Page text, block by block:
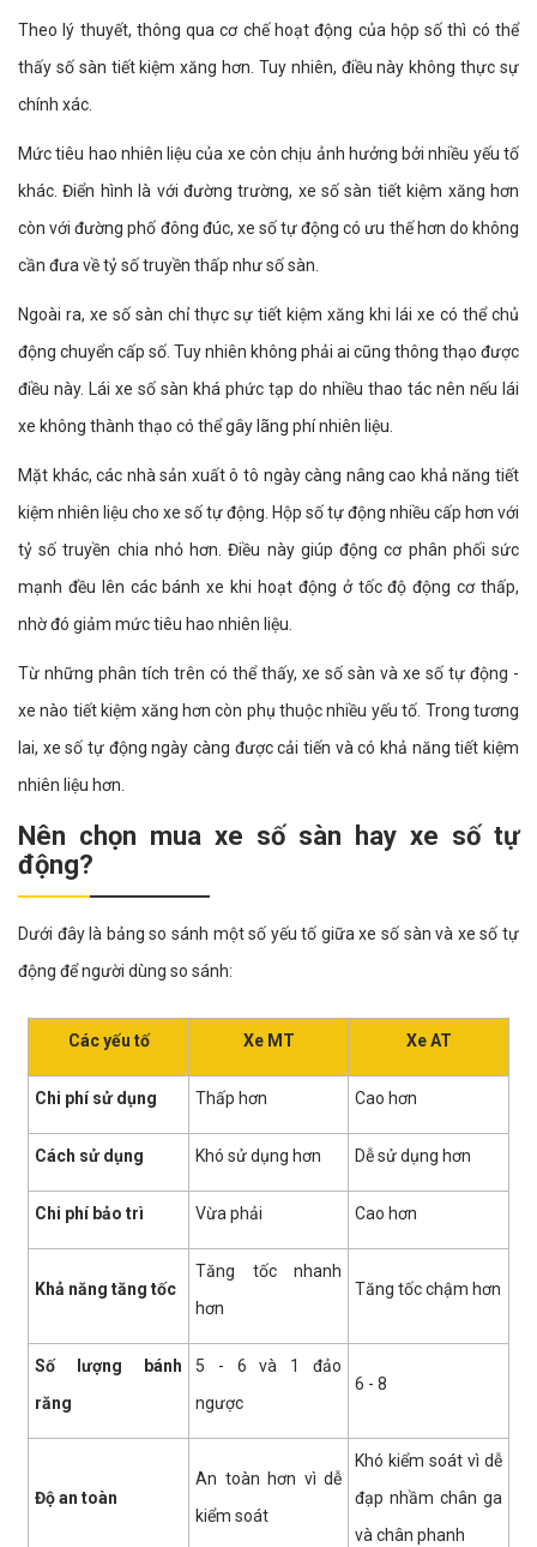
Theo lý thuyết, thông qua cơ chế hoạt động của hộp số thì có thể
thấy số sàn tiết kiệm xăng hơn. Tuy nhiên, điều này không thực sự
chính xác.
Mức tiêu hao nhiên liệu của xe còn chịu ảnh hưởng bởi nhiều yếu tố
khác. Điển hình là với đường trường, xe số sàn tiết kiệm xăng hơn
còn với đường phố đông đúc, xe số tự động có ưu thế hơn do không
cần đưa về tỷ số truyền thấp như số sàn.
Ngoài ra, xe số sàn chỉ thực sự tiết kiệm xăng khi lái xe có thể chủ
động chuyển cấp số. Tuy nhiên không phải ai cũng thông thạo được
điều này. Lái xe số sàn khá phức tạp do nhiều thao tác nên nếu lái
xe không thành thạo có thể gây lãng phí nhiên liệu.
Mặt khác, các nhà sản xuất ô tô ngày càng nâng cao khả năng tiết
kiệm nhiên liệu cho xe số tự động. Hộp số tự động nhiều cấp hơn với
tỷ số truyền chia nhỏ hơn. Điều này giúp động cơ phân phối sức
mạnh đều lên các bánh xe khi hoạt động ở tốc độ động cơ thấp,
nhờ đó giảm mức tiêu hao nhiên liệu.
Từ những phân tích trên có thể thấy, xe số sàn và xe số tự động -
xe nào tiết kiệm xăng hơn còn phụ thuộc nhiều yếu tố. Trong tương
lai, xe số tự động ngày càng được cải tiến và có khả năng tiết kiệm
nhiên liệu hơn.
Nên chọn mua xe số sàn hay xe số tự
động?
Dưới đây là bảng so sánh một số yếu tố giữa xe số sàn và xe số tự
động để người dùng so sánh:
Các yếu tố Xe MT Xe AT
Chi phí sử dụng Thấp hơn Cao hơn
Cách sử dụng Khó sử dụng hơn Dễ sử dụng hơn
Chi phí bảo trì Vừa phải Cao hơn
Khả năng tăng tốc
Tăng tốc nhanh
hơn
Tăng tốc chậm hơn
Số lượng bánh
răng
5 - 6 và 1 đảo
ngược
6 - 8
Độ an toàn
An toàn hơn vì dễ
kiểm soát
Khó kiểm soát vì dễ
đạp nhầm chân ga
và chân phanh